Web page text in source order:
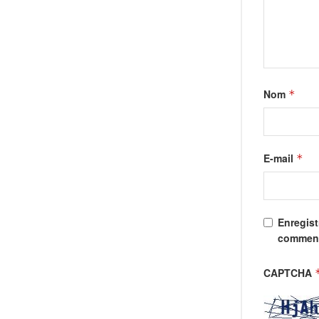
Nom *
E-mail *
CAPTCHA